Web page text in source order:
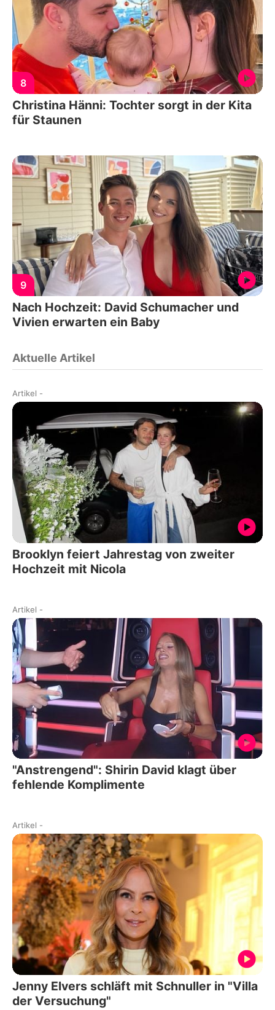
8
Christina Hänni: Tochter sorgt in der Kita
für Staunen
9
Nach Hochzeit: David Schumacher und
Vivien erwarten ein Baby
Aktuelle Artikel
Artikel -
Brooklyn feiert Jahrestag von zweiter
Hochzeit mit Nicola
Artikel -
"Anstrengend": Shirin David klagt über
fehlende Komplimente
Artikel -
Jenny Elvers schläft mit Schnuller in "Villa
der Versuchung"